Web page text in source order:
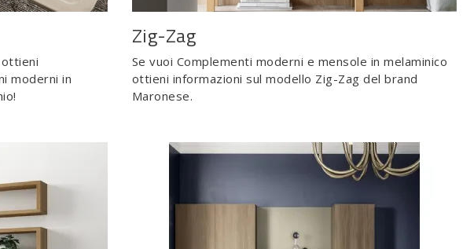
ottieni
moderni in
Zig-Zag
Se vuoi Complementi moderni e mensole in melaminico
ottieni informazioni sul modello Zig-Zag del brand
Maronese.